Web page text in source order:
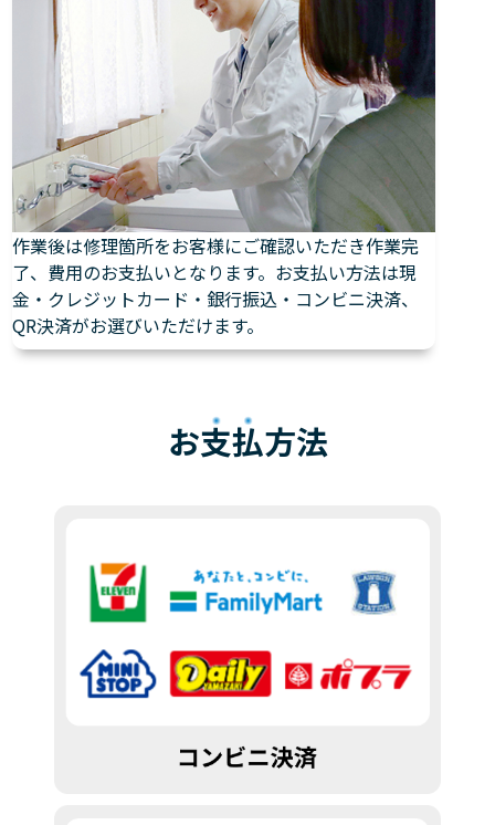
作業後は修理箇所をお客様にご確認いただき作業完
了、費用のお支払いとなります。お支払い方法は現
金・クレジットカード・銀行振込・コンビニ決済、
QR決済がお選びいただけます。
お支払方法